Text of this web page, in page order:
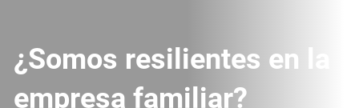
¿Somos resilientes en la
empresa familiar?